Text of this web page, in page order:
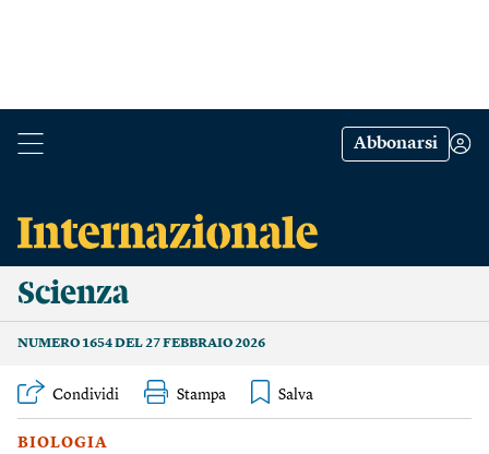
Abbonarsi
Scienza
NUMERO 1654 DEL 27 FEBBRAIO 2026
Condividi Stampa
BIOLOGIA